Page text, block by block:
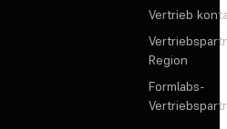
Vertrieb
Region
Formlabs-